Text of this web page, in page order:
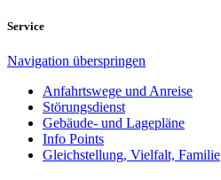
Service
Navigation überspringen
Anfahrtswege und Anreise
Störungsdienst
Gebäude- und Lagepläne
Info Points
Gleichstellung, Vielfalt, Familie